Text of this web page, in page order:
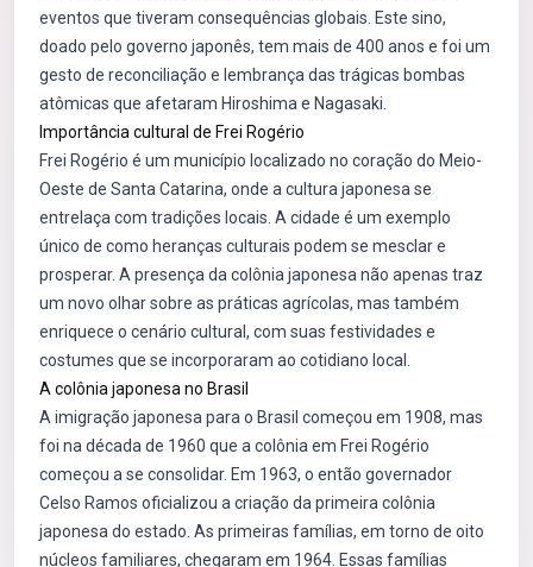
eventos que tiveram consequências globais. Este sino,
doado pelo governo japonês, tem mais de 400 anos e foi um
gesto de reconciliação e lembrança das trágicas bombas
atômicas que afetaram Hiroshima e Nagasaki.
Importância cultural de Frei Rogério
Frei Rogério é um município localizado no coração do Meio-
Oeste de Santa Catarina, onde a cultura japonesa se
entrelaça com tradições locais. A cidade é um exemplo
único de como heranças culturais podem se mesclar e
prosperar. A presença da colônia japonesa não apenas traz
um novo olhar sobre as práticas agrícolas, mas também
enriquece o cenário cultural, com suas festividades e
costumes que se incorporaram ao cotidiano local.
A colônia japonesa no Brasil
A imigração japonesa para o Brasil começou em 1908, mas
foi na década de 1960 que a colônia em Frei Rogério
começou a se consolidar. Em 1963, o então governador
Celso Ramos oficializou a criação da primeira colônia
japonesa do estado. As primeiras famílias, em torno de oito
núcleos familiares, chegaram em 1964. Essas famílias